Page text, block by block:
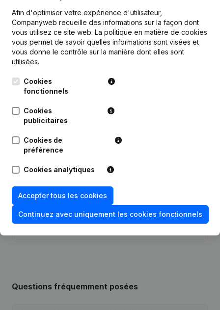
Publications
Date
Demissions, Nominations
07-07-2022 Siège Social
Divers
Rubrique Constitution (Nouvelle
Questions fréquemment posées
Afin d'optimiser votre expérience d'utilisateur,
Companyweb recueille des informations sur la façon dont
vous utilisez ce site web. La politique en matière de cookies
vous permet de savoir quelles informations sont visées et
vous donne le contrôle sur la manière dont elles sont
utilisées.
Cookies
fonctionnels
Cookies
publicitaires
Cookies de
préférence
Cookies analytiques
Accepter tous les cookies
Continuez avec uniquement les cookies fonctionnels